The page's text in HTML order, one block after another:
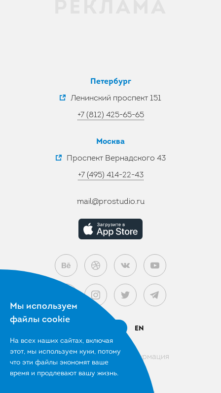
Мы используем
файлы cookie
На всех наших сайтах, включая
этот, мы используем куки, потому
что эти файлы экономят ваше
время и продлевают вашу жизнь.
Петербург
Ленинский проспект 151
+7 (812) 425-65-65
Москва
Проспект Вернадского 43
+7 (495) 414-22-43
mail@prostudio.ru
© 2007 – 2026 Prostudio
Правовая информация
EN